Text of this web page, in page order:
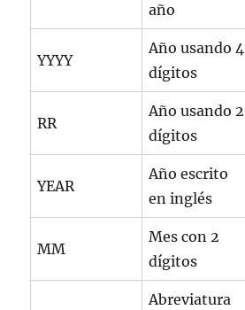
año
YYYY
Año usando 4
dígitos
RR
Año usando 2
dígitos
YEAR
Año escrito
en inglés
MM
Mes con 2
dígitos
Abreviatura